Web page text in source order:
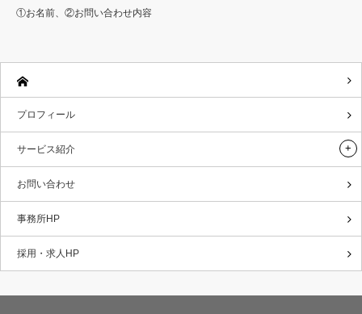
①お名前、②お問い合わせ内容
プロフィール
サービス紹介
お問い合わせ
事務所HP
採用・求人HP